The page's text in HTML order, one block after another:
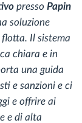
presso Papin
soluzione
Il sistema
chiara e in
una guida
e sanzioni e ci
e offrire ai
e di alta